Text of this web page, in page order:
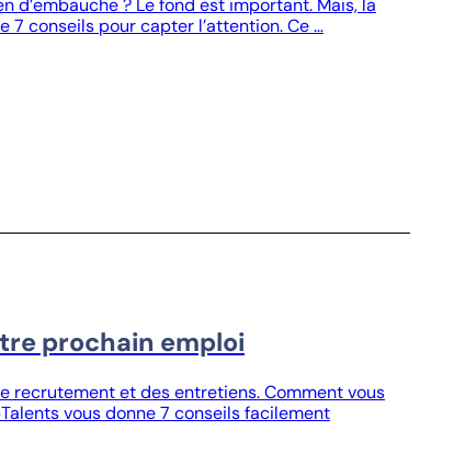
d’embauche ? Le fond est important. Mais, la
7 conseils pour capter l’attention. Ce …
prochain emploi
recrutement et des entretiens. Comment vous
vous donne 7 conseils facilement